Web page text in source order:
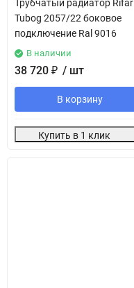
Трубчатый радиатор Rifar
Tubog 2057/22 боковое
подключение Ral 9016
В наличии
38 720 ₽ / шт
В корзину
Купить в 1 клик